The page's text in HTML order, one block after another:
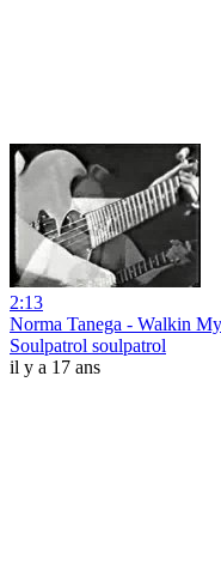
2:13
Norma Tanega - Walkin
Soulpatrol soulpatrol
il y a 17 ans